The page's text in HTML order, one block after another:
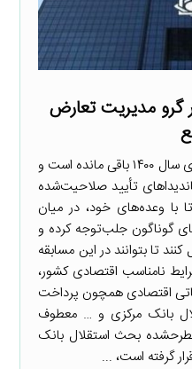
گرو مدیریت تعارض
۱۲ روز به انتخابات ریاست جمهوری سال ۱۴۰۰ باقی مانده است و
تأیید صلاحیت‌شده
با وعده‌های خود، در میان
گوناگون جلب‌توجه کرده و
تا بتوانند در این مسابقه
نامناسب اقتصادی کشور،
اقتصادی همچون پرداخت
بانک مرکزی و … معطوف
بحث استقلال بانک
گرفته است، ...